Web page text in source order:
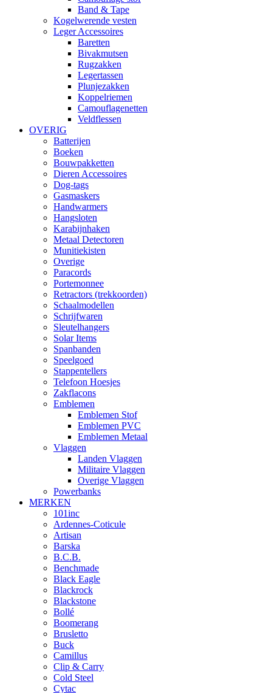
Band & Tape
Kogelwerende vesten
Leger Accessoires
Baretten
Bivakmutsen
Rugzakken
Legertassen
Plunjezakken
Koppelriemen
Camouflagenetten
Veldflessen
OVERIG
Batterijen
Boeken
Bouwpakketten
Dieren Accessoires
Dog-tags
Gasmaskers
Handwarmers
Hangsloten
Karabijnhaken
Metaal Detectoren
Munitiekisten
Overige
Paracords
Portemonnee
Retractors (trekkoorden)
Schaalmodellen
Schrijfwaren
Sleutelhangers
Solar Items
Spanbanden
Speelgoed
Stappentellers
Telefoon Hoesjes
Zakflacons
Emblemen
Emblemen Stof
Emblemen PVC
Emblemen Metaal
Vlaggen
Landen Vlaggen
Militaire Vlaggen
Overige Vlaggen
Powerbanks
MERKEN
101inc
Ardennes-Coticule
Artisan
Barska
B.C.B.
Benchmade
Black Eagle
Blackrock
Blackstone
Bollé
Boomerang
Brusletto
Buck
Camillus
Clip & Carry
Cold Steel
Cytac